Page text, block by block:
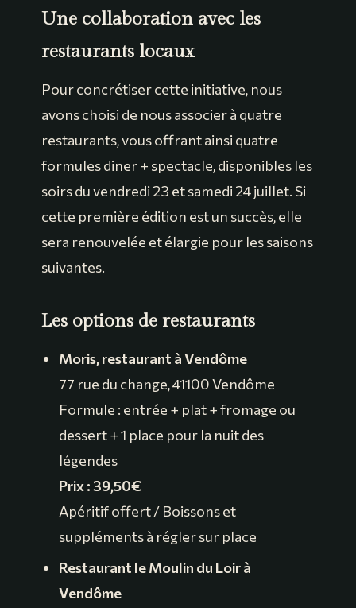
Une collaboration avec les
restaurants locaux
Pour concrétiser cette initiative, nous
avons choisi de nous associer à quatre
restaurants, vous offrant ainsi quatre
formules diner + spectacle, disponibles les
soirs du vendredi 23 et samedi 24 juillet. Si
cette première édition est un succès, elle
sera renouvelée et élargie pour les saisons
suivantes.
Les options de restaurants
Moris, restaurant à Vendôme
77 rue du change, 41100 Vendôme
Formule : entrée + plat + fromage ou
dessert + 1 place pour la nuit des
légendes
Prix : 39,50€
Apéritif offert / Boissons et
suppléments à régler sur place
Restaurant le Moulin du Loir à
Vendôme